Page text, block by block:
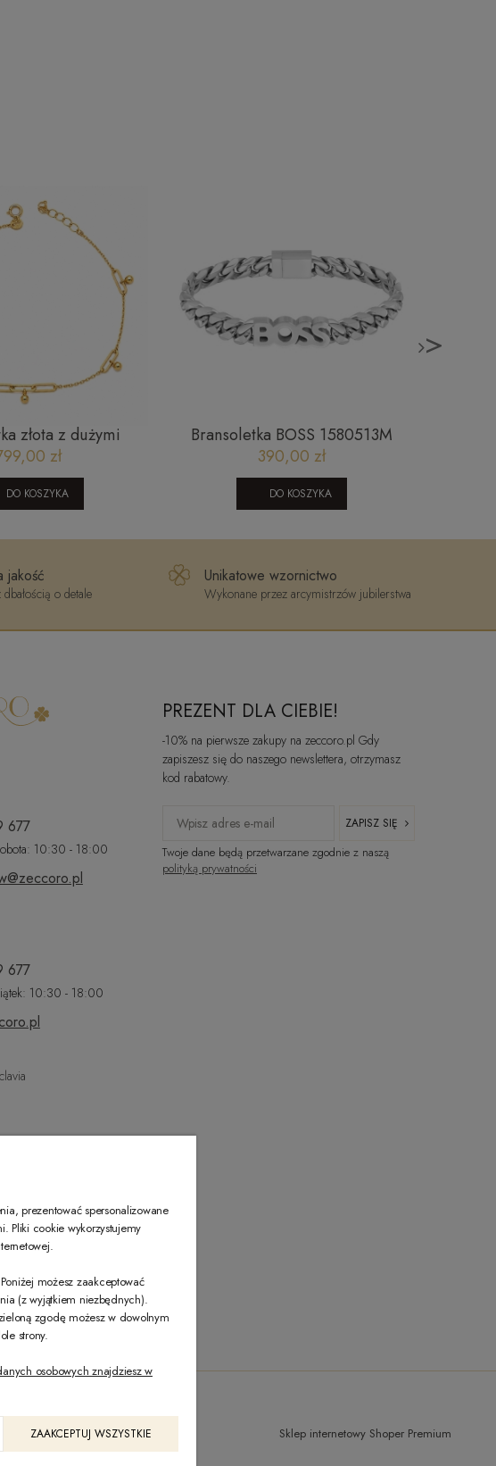
złota z dużymi
oraz wiszącymi
2205202339
zł
DO KOSZYKA
Bransoletka BOSS 1580513M
390,00 zł
DO KOSZYKA
>
jakość
o detale
Unikatowe wzornictwo
Wykonane przez arcymistrzów jubilerstwa
677
10:30 - 18:00
677
10:30 - 18:00
PREZENT DLA CIEBIE!
-10% na pierwsze zakupy na zeccoro.pl Gdy
zapiszesz się do naszego newslettera, otrzymasz
kod rabatowy.
ZAPISZ SIĘ
Twoje dane będą przetwarzane zgodnie z naszą
polityką prywatności
Sklep internetowy Shoper Premium
prezentować spersonalizowane
Pliki cookie wykorzystujemy
możesz zaakceptować
(z wyjątkiem niezbędnych).
zgodę możesz w dowolnym
strony.
osobowych znajdziesz w
ZAAKCEPTUJ WSZYSTKIE